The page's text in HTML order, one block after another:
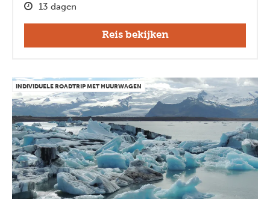
13 dagen
Reis bekijken
INDIVIDUELE ROADTRIP MET HUURWAGEN